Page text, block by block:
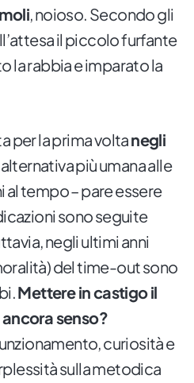
, noioso. Secondo gli
il piccolo furfante
la rabbia e imparato la
per la prima voltanegli
più umana alle
al tempo – pare essere
sono seguite
negli ultimi anni
del time-out sono
Mettere in castigo il
senso?
curiosità e
sulla metodica